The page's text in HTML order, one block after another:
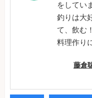
をしてい
釣りは大
て、飲む
料理作り
藤倉